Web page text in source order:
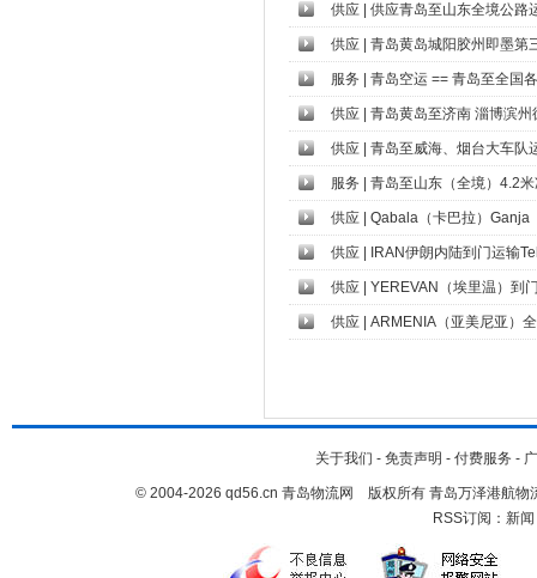
供应 供应青岛至山东全境公路
供应 青岛黄岛城阳胶州即墨第
服务 青岛空运 == 青岛至全国
供应 青岛黄岛至济南 淄博滨
供应 青岛至威海、烟台大车队
服务 青岛至山东（全境）4.2
供应 Qabala（卡巴拉）Ganja
供应 IRAN伊朗内陆到门运输
供应 YEREVAN（埃里温）到
供应 ARMENIA（亚美尼亚）
关于我们 - 免责声明 - 付费服务 -
© 2004-2026 qd56.cn 青岛物流网 版权所有 青岛万泽港航物
RSS订阅： 新闻